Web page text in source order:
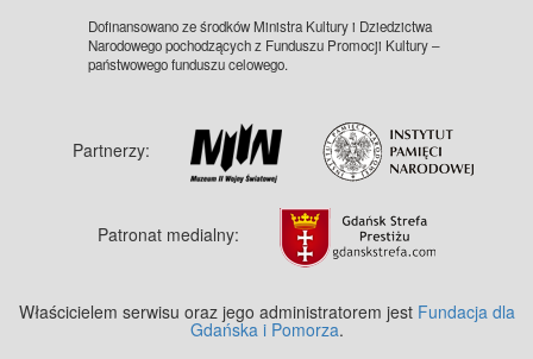
Dofinansowano ze środków Ministra Kultury i Dziedzictwa
Narodowego pochodzących z Funduszu Promocji Kultury –
państwowego funduszu celowego.
Partnerzy:
Patronat medialny:
Właścicielem serwisu oraz jego administratorem jest Fundacja dla
Gdańska i Pomorza.